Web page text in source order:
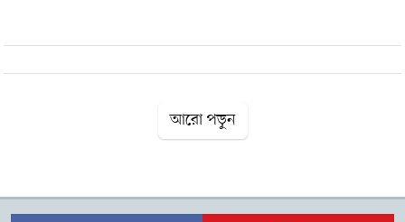
পুলিশ জানায়, গোপন সংবাদের ভিত্তিতে নৌবাহিনী কন্টিনজেন্ট ও হাতিয়া
থানা পুলিশের যৌথ অভিযানে কালামচর সুইচ ঘাট সংলগ্ন এলাকায়
ব্যারেলে সংরক্ষিত মোট ২৭০০ লিটার ডিজেল জব্দ করা হয়।অভিযোগ
রয়েছে, অতিরিক্ত মুনাফার উদ্দেশ্যে অবৈধভাবে জ্বালানি মজুদ করে
মামলা করা হয়েছে এবং গ্রেপ্তার ব্যক্তিকে কারাগারে পাঠানো হয়েছে।
আরো পড়ুন